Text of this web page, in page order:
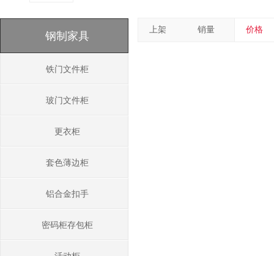
钢制家具
铁门文件柜
玻门文件柜
更衣柜
套色薄边柜
铝合金扣手
密码柜存包柜
上架 销量 价格